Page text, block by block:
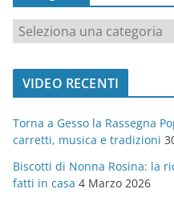
a
t
o
r
i
e
VIDEO RECENTI
Torna a Gesso la Rassegna
carretti, musica e tradizioni
Biscotti di Nonna Rosina: la
fatti in casa 4 Marzo 2026